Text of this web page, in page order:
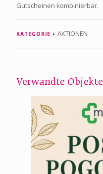
Gutscheinen kombinierbar.
KATEGORIE AKTIONEN
Verwandte Objekte